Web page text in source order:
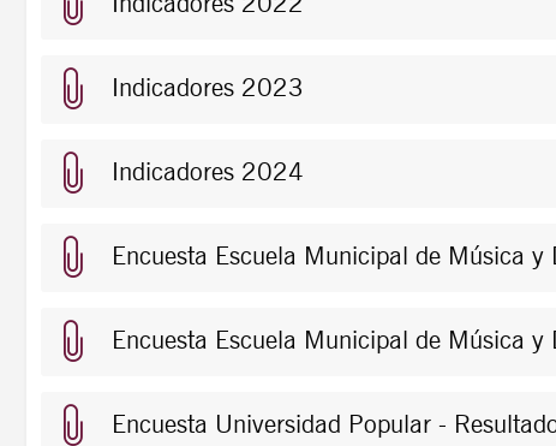
Indicadores 2023
Indicadores 2024
Encuesta Escuela Municipal de Música
Encuesta Escuela Municipal de Música
Encuesta Universidad Popular -